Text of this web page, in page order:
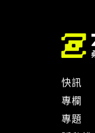
快訊
專欄
專題